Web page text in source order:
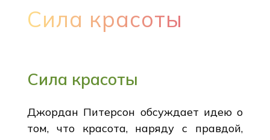
Сила красоты
Сила красоты
Джордан Питерсон обсуждает идею о
том, что красота, наряду с правдой,